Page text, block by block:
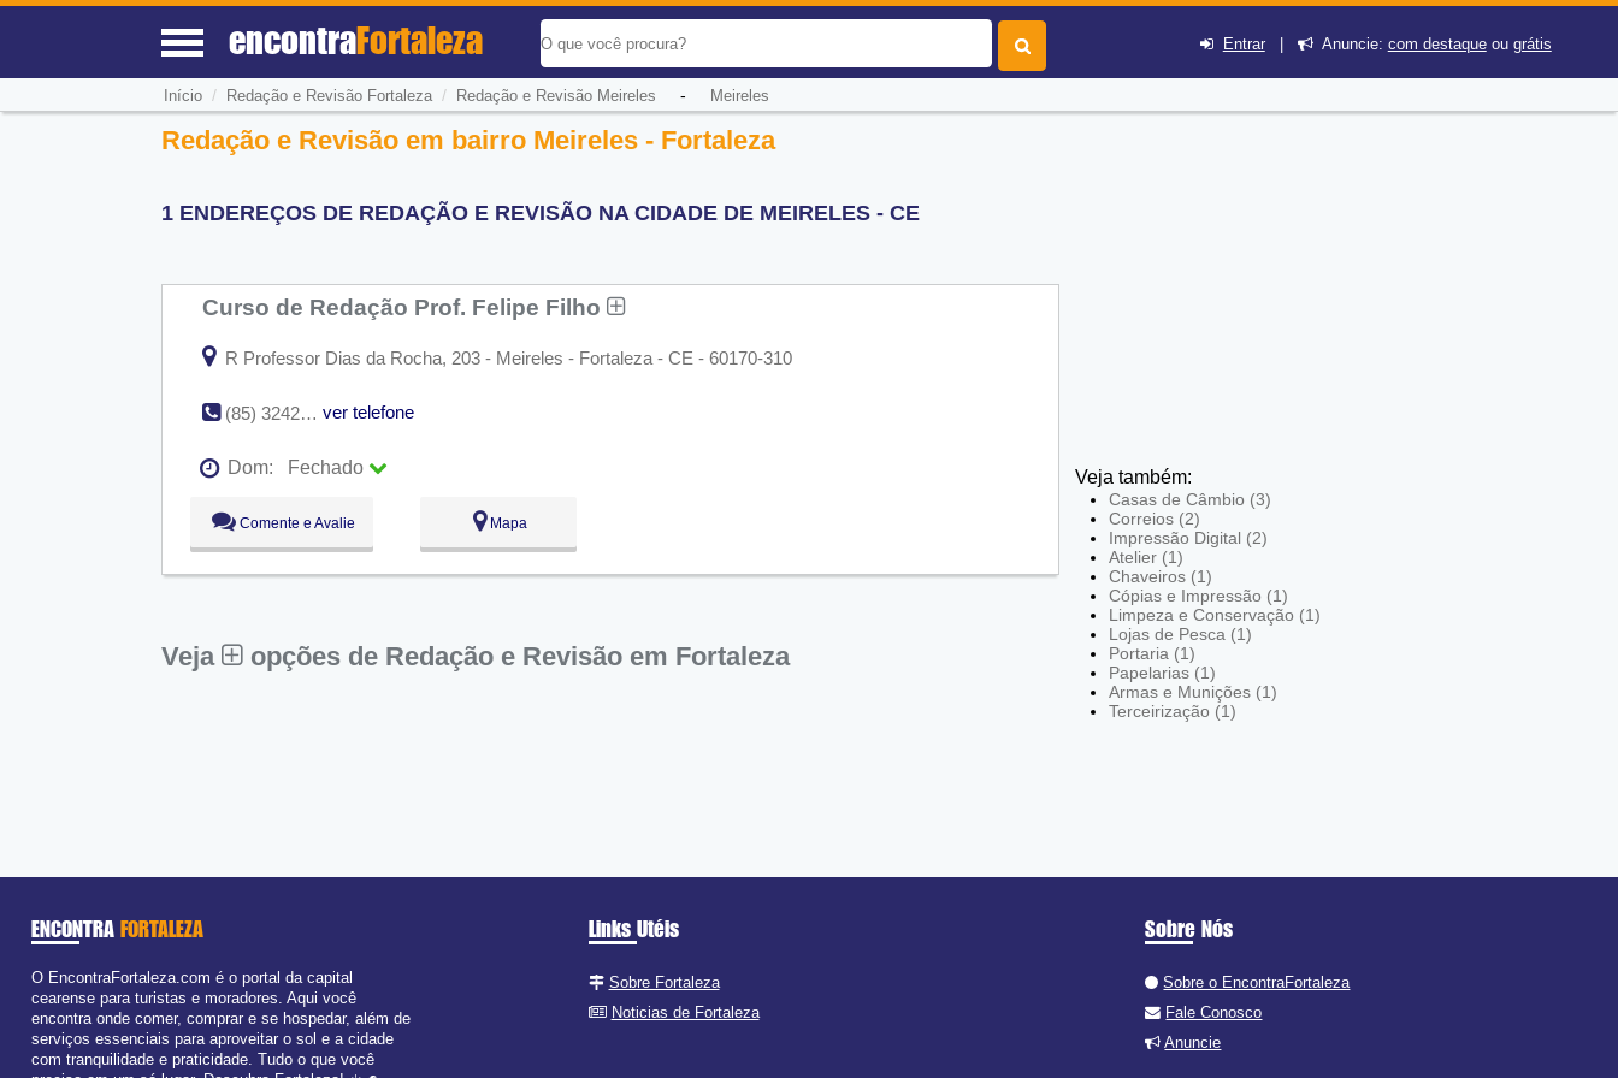
encontraFortaleza Entrar| Anuncie: com destaqueou grátis
Início / Redação e Revisão Fortaleza/ Redação e Revisão Meireles - Meireles
Redação e Revisão em bairro Meireles - Fortaleza
1 ENDEREÇOS DE REDAÇÃO E REVISÃO NA CIDADE DE MEIRELES - CE
Curso de Redação Prof. Felipe Filho
R Professor Dias da Rocha, 203 - Meireles - Fortaleza - CE - 60170-310
(85) 3242-5721 ver telefone
Dom:
Fechado
Seg:
Ter:
09:00 - 18:00
Qua:
09:00 - 18:00
Qui:
09:00 - 18:00
Comente e Avalie Mapa
Veja opções de Redação e Revisão em Fortaleza
Veja também:
Casas de Câmbio (3)
Correios (2)
Impressão Digital (2)
Atelier (1)
Chaveiros (1)
Cópias e Impressão (1)
Limpeza e Conservação (1)
Lojas de Pesca (1)
Portaria (1)
Papelarias (1)
Armas e Munições (1)
Terceirização (1)
ENCONTRA FORTALEZA
O EncontraFortaleza.com é o portal da capital
cearense para turistas e moradores. Aqui você
encontra onde comer, comprar e se hospedar, além de
serviços essenciais para aproveitar o sol e a cidade
com tranquilidade e praticidade. Tudo o que você
Links Utéis
Sobre Fortaleza
Noticias de Fortaleza
Sobre Nós
Sobre o EncontraFortaleza
Fale Conosco
Anuncie